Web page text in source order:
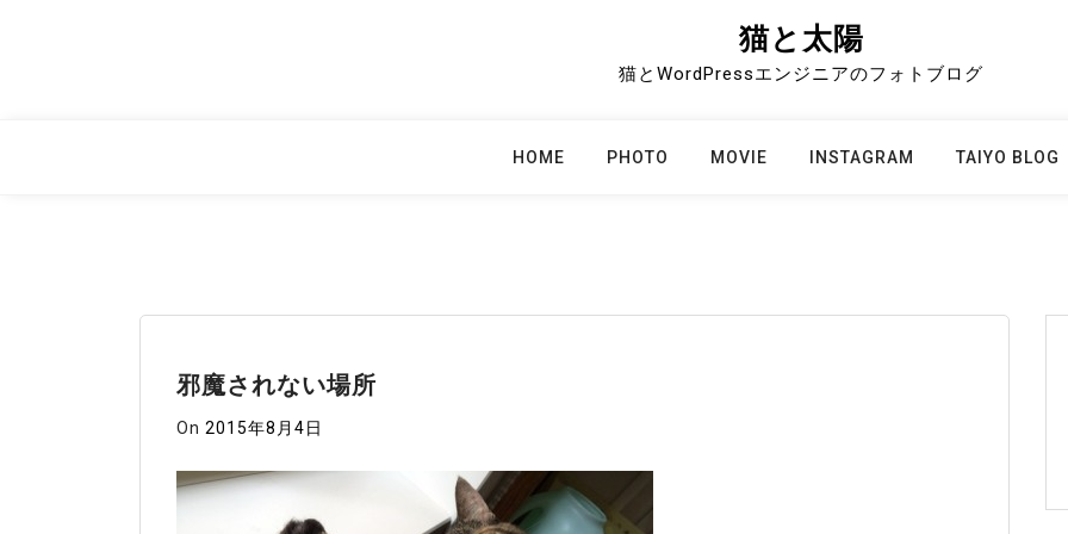
猫と太陽
猫とWordPressエンジニアのフォトブログ
HOME PHOTO MOVIE INSTAGRAM TAIYO BLOG
邪魔されない場所
On 2015年8月4日